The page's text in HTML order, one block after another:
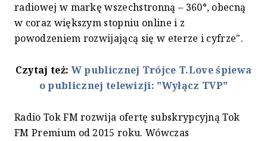
radiowej w markę wszechstronną – 360°, obecną
w coraz większym stopniu online i z
powodzeniem rozwijającą się w eterze i cyfrze".
Czytaj też:W publicznej Trójce T.Love śpiewa
o publicznej telewizji: "Wyłącz TVP"
Radio Tok FM rozwija ofertę subskrypcyjną Tok
FM Premium od 2015 roku. Wówczas